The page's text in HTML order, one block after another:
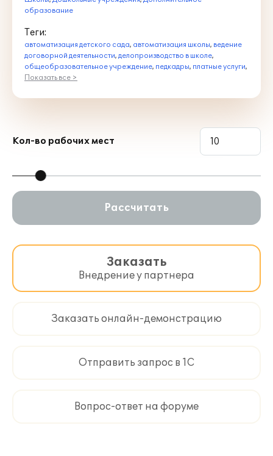
образование
Теги:
автоматизация детского сада, автоматизация школы, ведение
договорной деятельности, делопроизводство в школе,
общеобразовательное учреждение, педкадры, платные услуги,
Показать все >
Кол-во рабочих мест
Рассчитать
Заказать
Внедрение у партнера
Заказать онлайн-демонстрацию
Отправить запрос в 1С
Вопрос-ответ на форуме